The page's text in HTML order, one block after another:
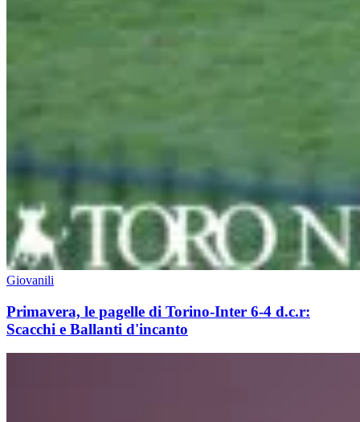
Giovanili
Primavera, le pagelle di Torino-Inter 6-4 d.c.r:
Scacchi e Ballanti d'incanto